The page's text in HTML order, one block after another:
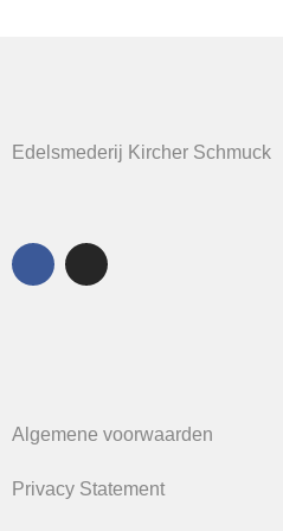
Edelsmederij Kircher Schmuck
Algemene voorwaarden
Privacy Statement